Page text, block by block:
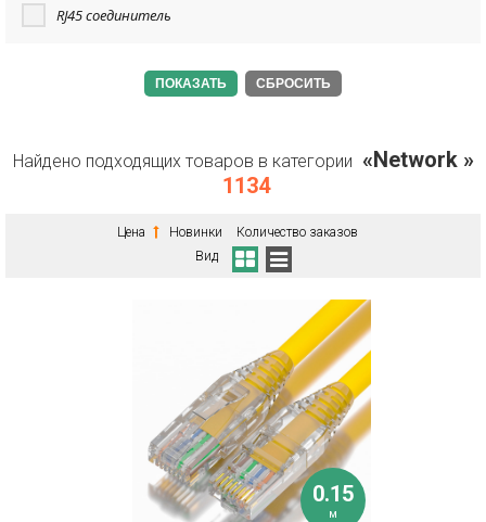
RJ45 соединитель
СБРОСИТЬ
Найдено подходящих товаров в категории «Network »
1134
Цена Новинки
Количество заказов
Вид
0.15
м